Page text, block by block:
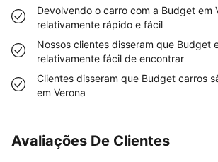
Devolvendo o carro com a Budget em
relativamente rápido e fácil
Nossos clientes disseram que Budget
relativamente fácil de encontrar
Clientes disseram que Budget carros
em Verona
Avaliações De Clientes